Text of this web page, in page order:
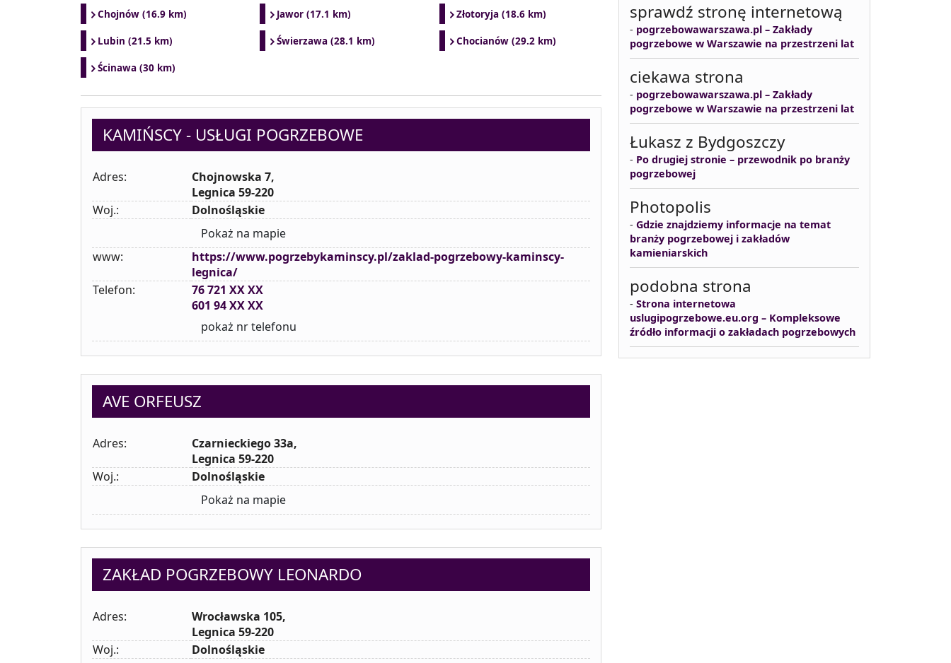
Chojnów (16.9 km) Jawor (17.1 km) Złotoryja (18.6 km)
Lubin (21.5 km) Świerzawa (28.1 km) Chocianów (29.2 km)
Ścinawa (30 km)
KAMIŃSCY - USŁUGI POGRZEBOWE
Adres:
Chojnowska 7,
Legnica 59-220
Woj.:
Dolnośląskie
Pokaż na mapie
www:
https://www.pogrzebykaminscy.pl/zaklad-pogrzebowy-kaminscy-
legnica/
Telefon:
76 721 XX XX
601 94 XX XX
pokaż nr telefonu
AVE ORFEUSZ
Adres:
Czarnieckiego 33a,
Legnica 59-220
Woj.:
Dolnośląskie
Pokaż na mapie
ZAKŁAD POGRZEBOWY LEONARDO
Adres:
Wrocławska 105,
Legnica 59-220
Woj.:
Dolnośląskie
sprawdź stronę internetową
- pogrzebowawarszawa.pl – Zakłady
pogrzebowe w Warszawie na przestrzeni lat
ciekawa strona
- pogrzebowawarszawa.pl – Zakłady
pogrzebowe w Warszawie na przestrzeni lat
Łukasz z Bydgoszczy
- Po drugiej stronie – przewodnik po branży
pogrzebowej
Photopolis
- Gdzie znajdziemy informacje na temat
branży pogrzebowej i zakładów
kamieniarskich
podobna strona
- Strona internetowa
uslugipogrzebowe.eu.org – Kompleksowe
źródło informacji o zakładach pogrzebowych